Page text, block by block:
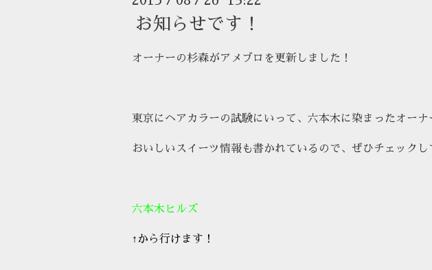
お知らせです！
オーナーの杉森がアメブロを更新しました！
東京にヘアカラーの試験にいって、六本木に染まったオーナ
おいしいスイーツ情報も書かれているので、ぜひチェックし
六本木ヒルズ
↑から行けます！